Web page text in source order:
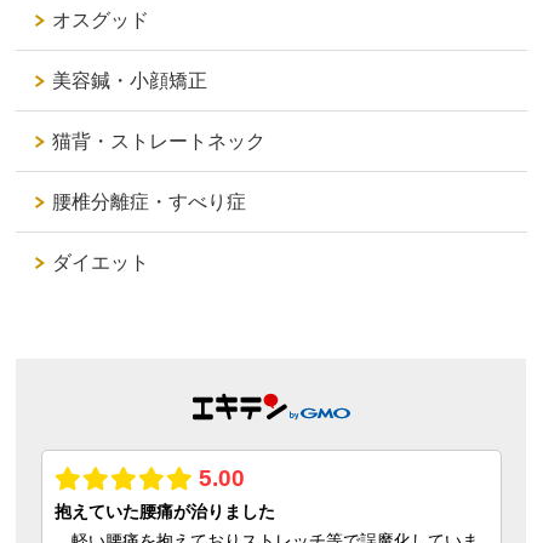
オスグッド
美容鍼・小顔矯正
猫背・ストレートネック
腰椎分離症・すべり症
ダイエット